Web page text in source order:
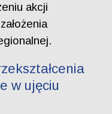
akcji
w ujęciu